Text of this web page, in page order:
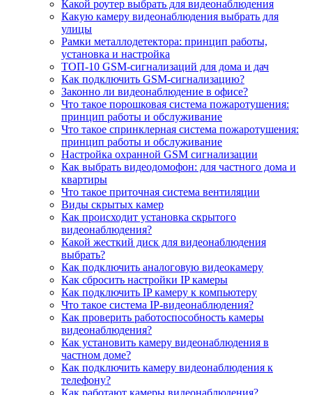
Какой роутер выбрать для видеонаблюдения
Какую камеру видеонаблюдения выбрать для
улицы
Рамки металлодетектора: принцип работы,
установка и настройка
ТОП-10 GSM-сигнализаций для дома и дач
Как подключить GSM-сигнализацию?
Законно ли видеонаблюдение в офисе?
Что такое порошковая система пожаротушения:
принцип работы и обслуживание
Что такое спринклерная система пожаротушения:
принцип работы и обслуживание
Настройка охранной GSM сигнализации
Как выбрать видеодомофон: для частного дома и
квартиры
Что такое приточная система вентиляции
Виды скрытых камер
Как происходит установка скрытого
видеонаблюдения?
Какой жесткий диск для видеонаблюдения
выбрать?
Как подключить аналоговую видеокамеру
Как сбросить настройки IP камеры
Как подключить IP камеру к компьютеру
Что такое система IP-видеонаблюдения?
Как проверить работоспособность камеры
видеонаблюдения?
Как установить камеру видеонаблюдения в
частном доме?
Как подключить камеру видеонаблюдения к
телефону?
Как работают камеры видеонаблюдения?